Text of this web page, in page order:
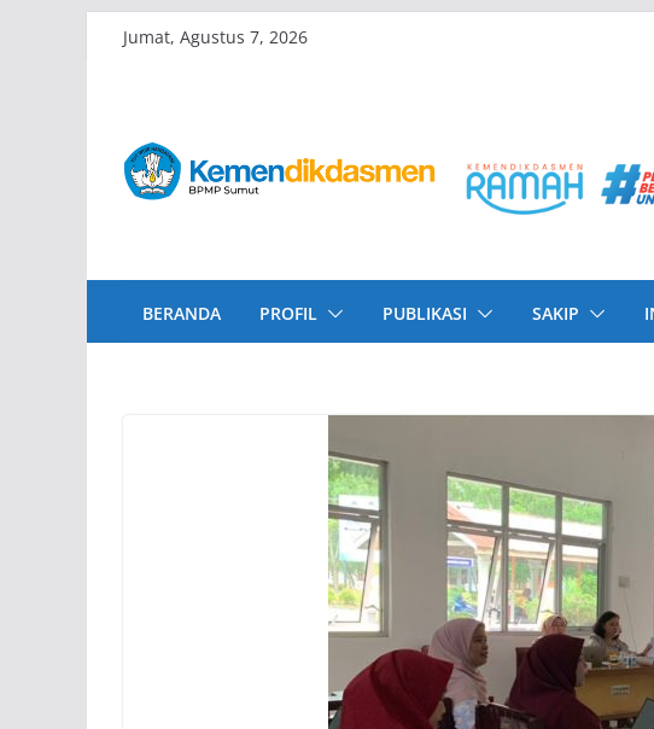
Jumat, Agustus 7, 2026
BERANDA PROFIL PUBLIKASI SAKIP